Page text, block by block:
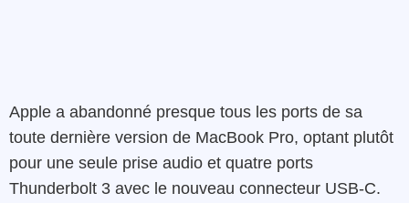
Apple a abandonné presque tous les ports de sa
toute dernière version de MacBook Pro, optant plutôt
pour une seule prise audio et quatre ports
Thunderbolt 3 avec le nouveau connecteur USB-C.